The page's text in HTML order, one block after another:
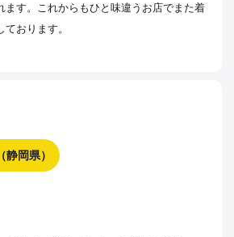
ます。これからもひと味違うお店でまた着
おります。
静岡県）